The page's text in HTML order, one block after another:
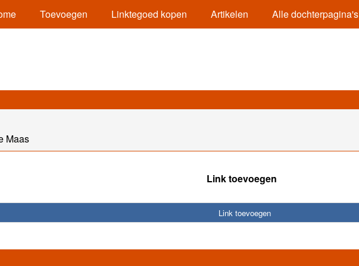
Toevoegen Linktegoed kopen Artikelen Alle dochterpagina's
Maas
Link toevoegen
Link toevoegen